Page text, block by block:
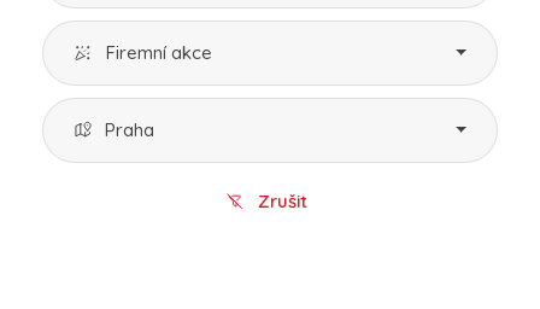
Firemní akce
Praha
Zrušit